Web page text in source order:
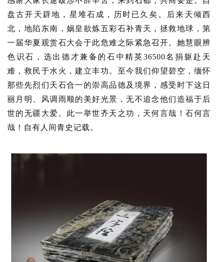
盘古开天辟地，星堆石成，历时已久矣。
后来天倾西
北，地陷东南，娲皇欲炼五彩石补青天，拯救地球，第
一届华夏观赏石大会于此危难之际紧急召开。 她慧眼辨
色识石，选出德才兼备的石中精英36500名捐躯赴天
难，救民于水火，建立丰功。 至今我们仰望碧空，缅怀
那些先烈们天石合一的崇高品德及境界，感受时下这日
丽月明、风调雨顺的美好光景，无不追念他们造福于后
世的无疆大爱。 此一举世齐天之功，天何言哉！石何言
哉！ 自有人间青史记载。